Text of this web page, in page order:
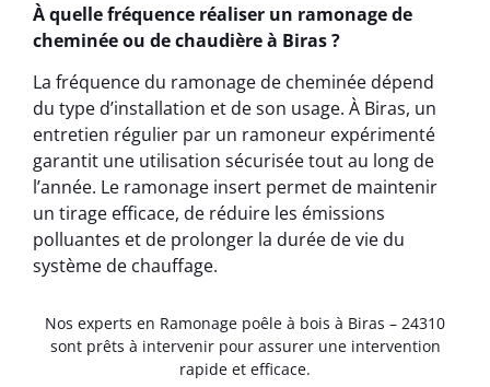
À quelle fréquence réaliser un ramonage de
cheminée ou de chaudière à Biras ?
La fréquence du ramonage de cheminée dépend
du type d’installation et de son usage. À Biras, un
entretien régulier par un ramoneur expérimenté
garantit une utilisation sécurisée tout au long de
l’année. Le ramonage insert permet de maintenir
un tirage efficace, de réduire les émissions
polluantes et de prolonger la durée de vie du
système de chauffage.
Nos experts en Ramonage poêle à bois à Biras – 24310
sont prêts à intervenir pour assurer une intervention
rapide et efficace.